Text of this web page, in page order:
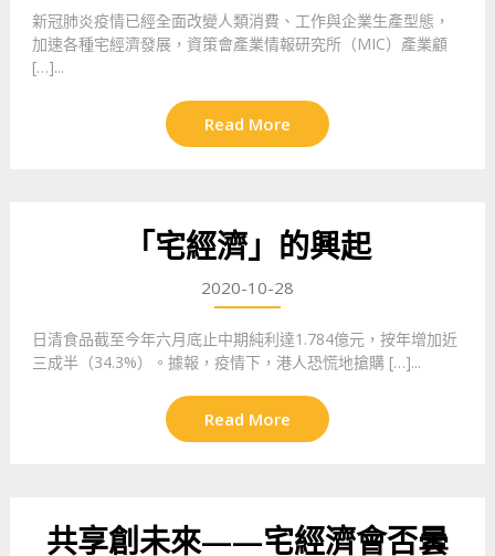
新冠肺炎疫情已經全面改變人類消費、工作與企業生產型態，
加速各種宅經濟發展，資策會產業情報研究所（MIC）產業顧
[…]...
Read More
「宅經濟」的興起
2020-10-28
日清食品截至今年六月底止中期純利達1.784億元，按年增加近
三成半（34.3%）。據報，疫情下，港人恐慌地搶購 […]...
Read More
共享創未來——宅經濟會否曇